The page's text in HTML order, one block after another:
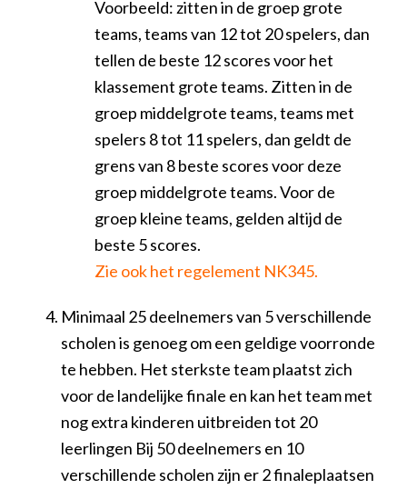
Voorbeeld: zitten in de groep grote
teams, teams van 12 tot 20 spelers, dan
tellen de beste 12 scores voor het
klassement grote teams. Zitten in de
groep middelgrote teams, teams met
spelers 8 tot 11 spelers, dan geldt de
grens van 8 beste scores voor deze
groep middelgrote teams. Voor de
groep kleine teams, gelden altijd de
beste 5 scores.
Zie ook het regelement NK345.
Minimaal 25 deelnemers van 5 verschillende
scholen is genoeg om een geldige voorronde
te hebben. Het sterkste team plaatst zich
voor de landelijke finale en kan het team met
nog extra kinderen uitbreiden tot 20
leerlingen Bij 50 deelnemers en 10
verschillende scholen zijn er 2 finaleplaatsen